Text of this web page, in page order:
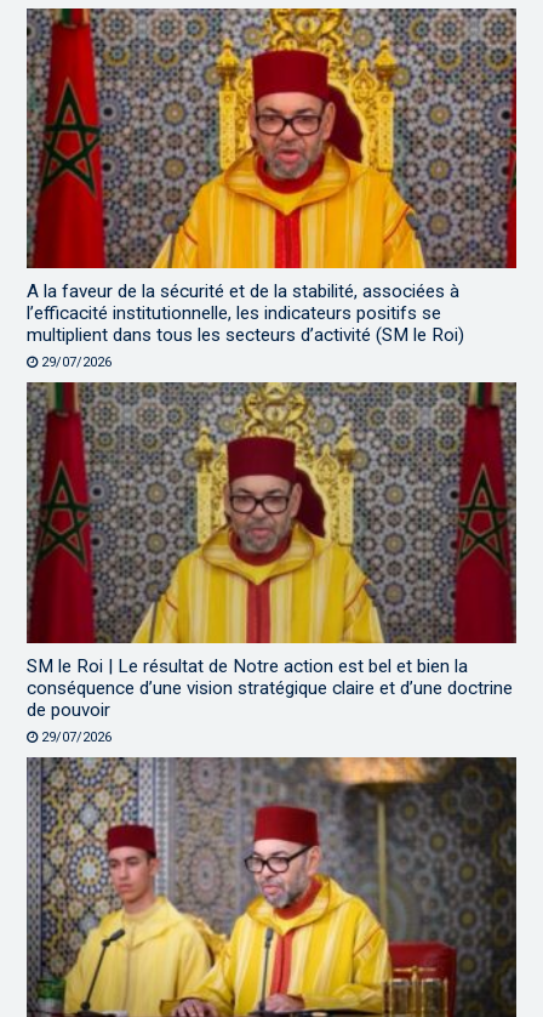
A la faveur de la sécurité et de la stabilité, associées à
l’efficacité institutionnelle, les indicateurs positifs se
multiplient dans tous les secteurs d’activité (SM le Roi)
29/07/2026
SM le Roi | Le résultat de Notre action est bel et bien la
conséquence d’une vision stratégique claire et d’une doctrine
de pouvoir
29/07/2026